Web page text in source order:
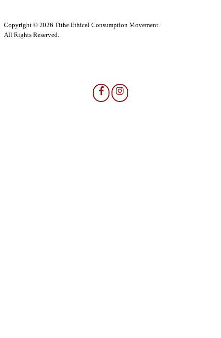
Copyright © 2026 Tithe Ethical Consumption Movement.
All Rights Reserved.